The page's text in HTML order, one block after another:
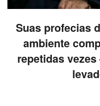
Suas profecias
ambiente
repetidas